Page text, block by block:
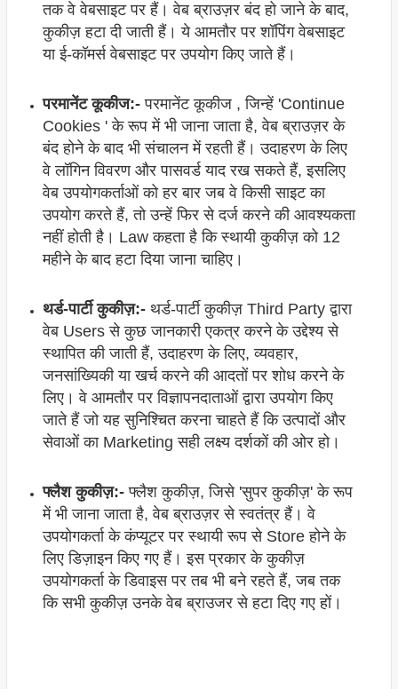
तक वे वेबसाइट पर हैं। वेब ब्राउज़र बंद हो जाने के बाद,
कुकीज़ हटा दी जाती हैं। ये आमतौर पर शॉपिंग वेबसाइट
या ई-कॉमर्स वेबसाइट पर उपयोग किए जाते हैं।
परमानेंट कूकीज:-परमानेंट कूकीज , जिन्हें 'Continue
Cookies ' के रूप में भी जाना जाता है, वेब ब्राउज़र के
बंद होने के बाद भी संचालन में रहती हैं। उदाहरण के लिए
वे लॉगिन विवरण और पासवर्ड याद रख सकते हैं, इसलिए
वेब उपयोगकर्ताओं को हर बार जब वे किसी साइट का
उपयोग करते हैं, तो उन्हें फिर से दर्ज करने की आवश्यकता
नहीं होती है। Law कहता है कि स्थायी कुकीज़ को 12
महीने के बाद हटा दिया जाना चाहिए।
थर्ड-पार्टी कुकीज़:-थर्ड-पार्टी कुकीज़ Third Party द्वारा
वेब Users से कुछ जानकारी एकत्र करने के उद्देश्य से
स्थापित की जाती हैं, उदाहरण के लिए, व्यवहार,
जनसांख्यिकी या खर्च करने की आदतों पर शोध करने के
लिए। वे आमतौर पर विज्ञापनदाताओं द्वारा उपयोग किए
जाते हैं जो यह सुनिश्चित करना चाहते हैं कि उत्पादों और
सेवाओं का Marketing सही लक्ष्य दर्शकों की ओर हो।
फ्लैश कुकीज़:-फ्लैश कुकीज़, जिसे 'सुपर कुकीज़' के रूप
में भी जाना जाता है, वेब ब्राउज़र से स्वतंत्र हैं। वे
उपयोगकर्ता के कंप्यूटर पर स्थायी रूप से Store होने के
लिए डिज़ाइन किए गए हैं। इस प्रकार के कुकीज़
उपयोगकर्ता के डिवाइस पर तब भी बने रहते हैं, जब तक
कि सभी कुकीज़ उनके वेब ब्राउजर से हटा दिए गए हों।